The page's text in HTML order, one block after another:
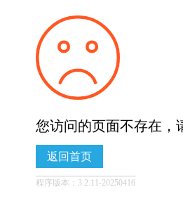
您访问的页面不存在，
返回首页
程序版本：3.2.11-20250416